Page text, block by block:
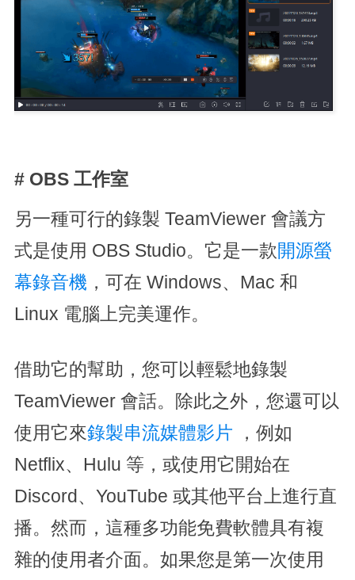
# OBS 工作室
另一種可行的錄製 TeamViewer 會議方
式是使用 OBS Studio。它是一款 開源螢
幕錄音機 ，可在 Windows、Mac 和
Linux 電腦上完美運作。
借助它的幫助，您可以輕鬆地錄製
TeamViewer 會話。除此之外，您還可以
使用它來錄製串流媒體影片 ，例如
Netflix、Hulu 等，或使用它開始在
Discord、YouTube 或其他平台上進行直
播。然而，這種多功能免費軟體具有複
雜的使用者介面。如果您是第一次使用